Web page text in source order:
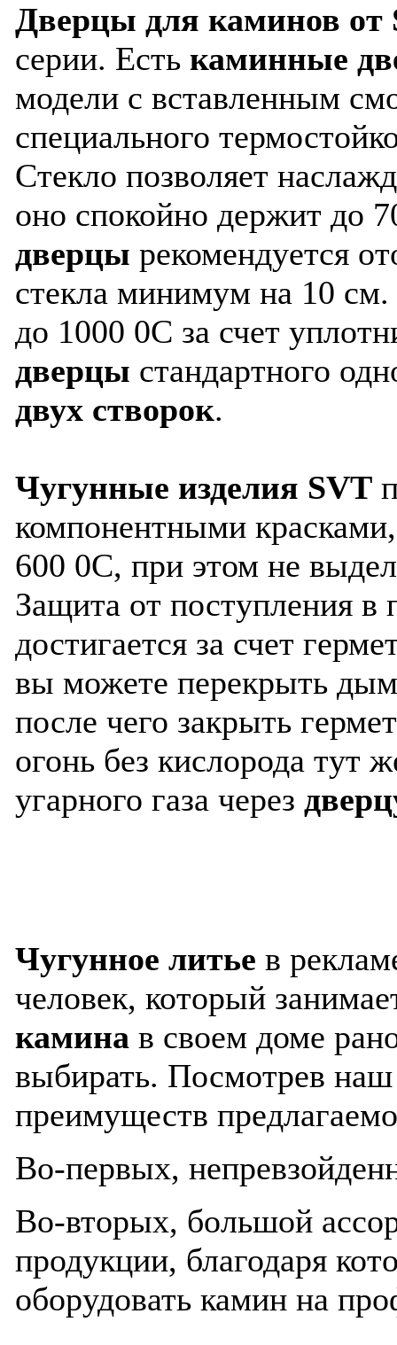
Дверцы для каминов от
серии. Есть каминные
модели с вставленным
специального
Стекло позволяет
оно спокойно держит до
дверцы рекомендуется
стекла минимум на 10 см.
до 1000 0С за счет
дверцы стандартного
двух створок.
Чугунные изделия SVT
компонентными
600 0С, при этом не
Защита от поступления в
достигается за счет
вы можете перекрыть
после чего закрыть
огонь без кислорода тут
угарного газа через
Чугунное литье в
человек, который
камина в своем доме
выбирать. Посмотрев наш
преимуществ
Во-первых,
Во-вторых, большой
продукции, благодаря
оборудовать камин на